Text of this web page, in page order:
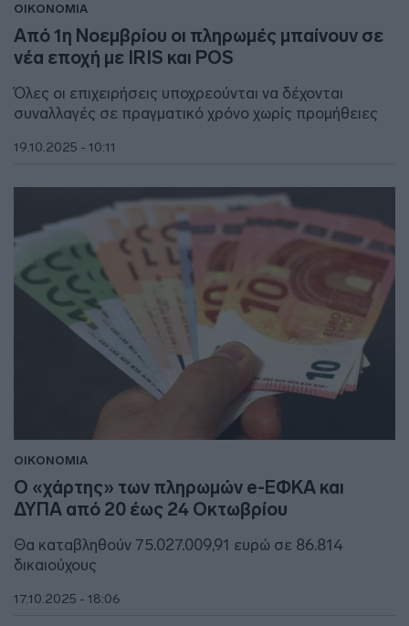
ΟΙΚΟΝΟΜΙΑ
Από 1η Νοεμβρίου οι πληρωμές μπαίνουν σε
νέα εποχή με IRIS και POS
Όλες οι επιχειρήσεις υποχρεούνται να δέχονται
συναλλαγές σε πραγματικό χρόνο χωρίς προμήθειες
19.10.2025 - 10:11
ΟΙΚΟΝΟΜΙΑ
Ο «χάρτης» των πληρωμών e-ΕΦΚΑ και
ΔΥΠΑ από 20 έως 24 Οκτωβρίου
Θα καταβληθούν 75.027.009,91 ευρώ σε 86.814
δικαιούχους
17.10.2025 - 18:06